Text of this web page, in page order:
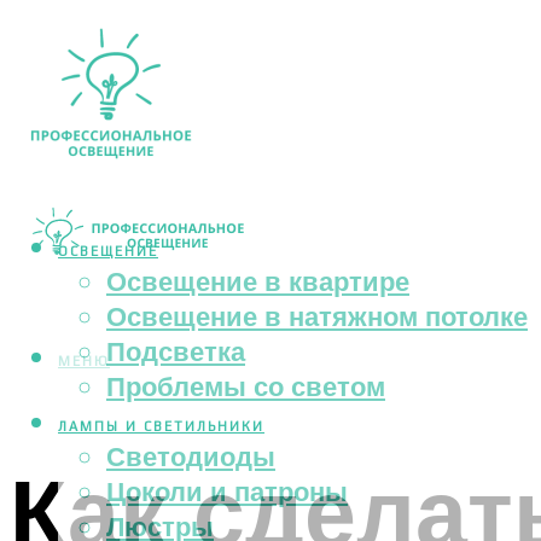
ОСВЕЩЕНИЕ
Освещение в квартире
Освещение в натяжном потолке
Подсветка
Проблемы со светом
ЛАМПЫ И СВЕТИЛЬНИКИ
Светодиоды
Цоколи и патроны
Люстры
МЕНЮ
Как